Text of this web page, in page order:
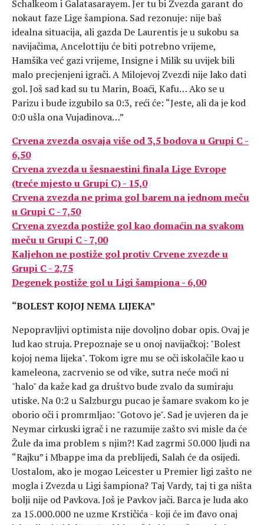
Schalkeom i Galatasarayem. Jer tu bi Zvezda garant do
nokaut faze Lige šampiona. Sad rezonuje: nije baš
idealna situacija, ali gazda De Laurentis je u sukobu sa
navijačima, Ancelottiju će biti potrebno vrijeme,
Hamšika već gazi vrijeme, Insigne i Milik su uvijek bili
malo precjenjeni igrači. A Milojevoj Zvezdi nije lako dati
gol. Još sad kad su tu Marin, Boaći, Kafu… Ako se u
Parizu i bude izgubilo sa 0:3, reći će: “Jeste, ali da je kod
0:0 ušla ona Vujadinova…”
Crvena zvezda osvaja više od 3,5 bodova u Grupi C -
6,50
Crvena zvezda u šesnaestini finala Lige Evrope
(treće mjesto u Grupi C) - 15,0
Crvena zvezda ne prima gol barem na jednom meču
u Grupi C - 7,50
Crvena zvezda postiže gol kao domaćin na svakom
meču u Grupi C - 7,00
Kaljehon ne postiže gol protiv Crvene zvezde u
Grupi C - 2,75
Degenek postiže gol u Ligi šampiona - 6,00
“BOLEST KOJOJ NEMA LIJEKA”
Nepopravljivi optimista nije dovoljno dobar opis. Ovaj je
lud kao struja. Prepoznaje se u onoj navijačkoj: "Bolest
kojoj nema lijeka". Tokom igre mu se oči iskolačile kao u
kameleona, zacrvenio se od vike, sutra neće moći ni
"halo" da kaže kad ga društvo bude zvalo da sumiraju
utiske. Na 0:2 u Salzburgu pucao je šamare svakom ko je
oborio oči i promrmljao: "Gotovo je". Sad je uvjeren da je
Neymar cirkuski igrač i ne razumije zašto svi misle da će
Žule da ima problem s njim?! Kad zagrmi 50.000 ljudi na
“Rajku” i Mbappe ima da preblijedi, Salah će da osijedi.
Uostalom, ako je mogao Leicester u Premier ligi zašto ne
mogla i Zvezda u Ligi šampiona? Taj Vardy, taj ti ga ništa
bolji nije od Pavkova. Još je Pavkov jači. Barca je luda ako
za 15.000.000 ne uzme Krstičića - koji će im đavo onaj